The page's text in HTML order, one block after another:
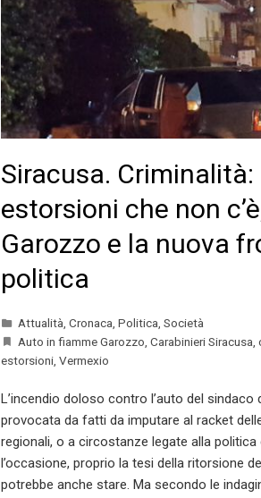
Siracusa.
estorsioni che non
Garozzo e la nuova
politica
Attualità Cronaca Politica Società
Auto in fiamme Garozzo Carabinieri Siracusa
estorsioni Vermexio
L’incendio doloso contro l’auto del
provocata da fatti da imputare al racket
regionali, o a circostanze legate alla
l’occasione, proprio la tesi della ritorsione
potrebbe anche stare. Ma secondo le